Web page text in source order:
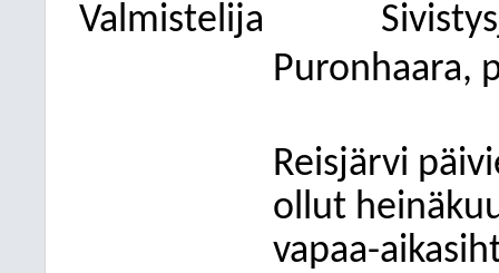
Valmistelija
Puronhaara,
Reisjärvi
ollut
vapaa-